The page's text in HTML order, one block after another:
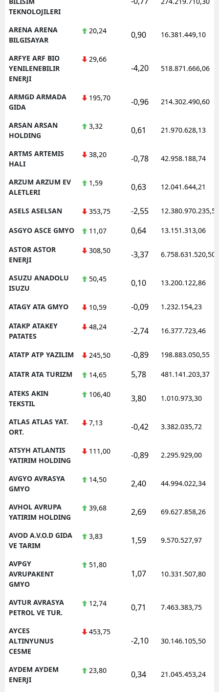
TEKNOLOJILERI
ARENA ARENA
BILGISAYAR
20,24 0,90 16.381.449,10
ARFYE ARF BIO
YENILENEBILIR
ENERJI
29,66
-4,20 518.871.666,06
ARMGD ARMADA
GIDA
195,70 -0,96 214.302.490,60
ARSAN ARSAN
HOLDING
3,32 0,61 21.970.628,13
ARTMS ARTEMIS
HALI
38,20 -0,78 42.958.188,74
ARZUM ARZUM EV
ALETLERI
1,59 0,63 12.041.644,21
ASELS ASELSAN 353,75 -2,55 12.380.970.235,50
ASGYO ASCE GMYO 11,07 0,64 13.151.313,06
ASTOR ASTOR
ENERJI
308,50 -3,37 6.758.631.520,50
ASUZU ANADOLU
ISUZU
50,45 0,10 13.200.122,86
ATAGY ATA GMYO 10,59 -0,09 1.232.154,23
ATAKP ATAKEY
PATATES
48,24 -2,74 16.377.723,46
ATATP ATP YAZILIM 245,50 -0,89 198.883.050,55
ATATR ATA TURIZM 14,65 5,78 481.141.203,37
ATEKS AKIN
TEKSTIL
106,40 3,80 1.010.973,30
ATLAS ATLAS YAT.
ORT.
7,13 -0,42 3.382.035,72
ATSYH ATLANTIS
YATIRIM HOLDING
111,00 -0,89 2.295.929,00
AVGYO AVRASYA
GMYO
14,50 2,40 44.994.022,34
AVHOL AVRUPA
YATIRIM HOLDING
39,68 2,69 69.627.858,26
AVOD A.V.O.D GIDA
VE TARIM
3,83 1,59 9.570.527,97
AVPGY
AVRUPAKENT
GMYO
51,80
1,07 10.331.507,80
AVTUR AVRASYA
PETROL VE TUR.
12,74 0,71 7.463.383,75
AYCES
ALTINYUNUS
CESME
453,75
-2,10 30.146.105,50
AYDEM AYDEM
ENERJI
23,80 0,34 21.045.453,24